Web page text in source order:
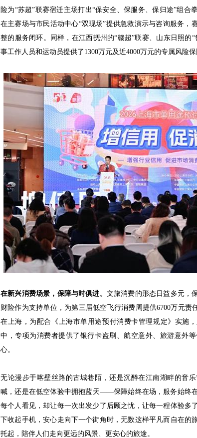
险为“苏超”联赛宿迁主场打出“保安全、保服务、保归途”组合
在主赛场与市民活动中心“双现场”提供急救演示与咨询服务，
整的服务闭环。同样，在江西抚州的“赣超”联赛、山东日照的
事工作人员和运动员提供了1300万元及近4000万元的专属风险
在新兴消费场景，保障与时俱进。 文旅消费的形态日益多元，
财险作为支持单位，为第三届低空飞行消费周提供6700万元责
在上海，为配合《上海市单用途预付消费卡管理规定》实施
中，专项为消费者提供了银行卡盗刷、航空意外、旅游意外
心。
无论漫步于喀壁丝路的古城巷陌，还是沉醉在江南湖畔的音
喊，还是在低空体验中拥抱蓝天——保障始终在场，服务始终
每个人看见，却让每一次出发少了后顾之忧，让每一程体验多
下收起手机，安心走向下一个街角时，无数这样平凡而自在的
托起，陪伴人们走向更远的风景、更安心的旅途。